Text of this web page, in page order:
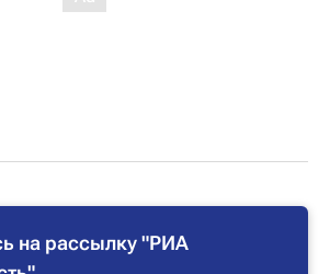
на рассылку "РИА